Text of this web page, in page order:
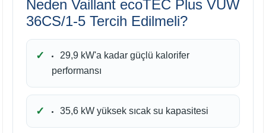
Neden Vaillant ecoTEC Plus VUW
36CS/1-5 Tercih Edilmeli?
29,9 kW'a kadar güçlü kalorifer
performansı
35,6 kW yüksek sıcak su kapasitesi